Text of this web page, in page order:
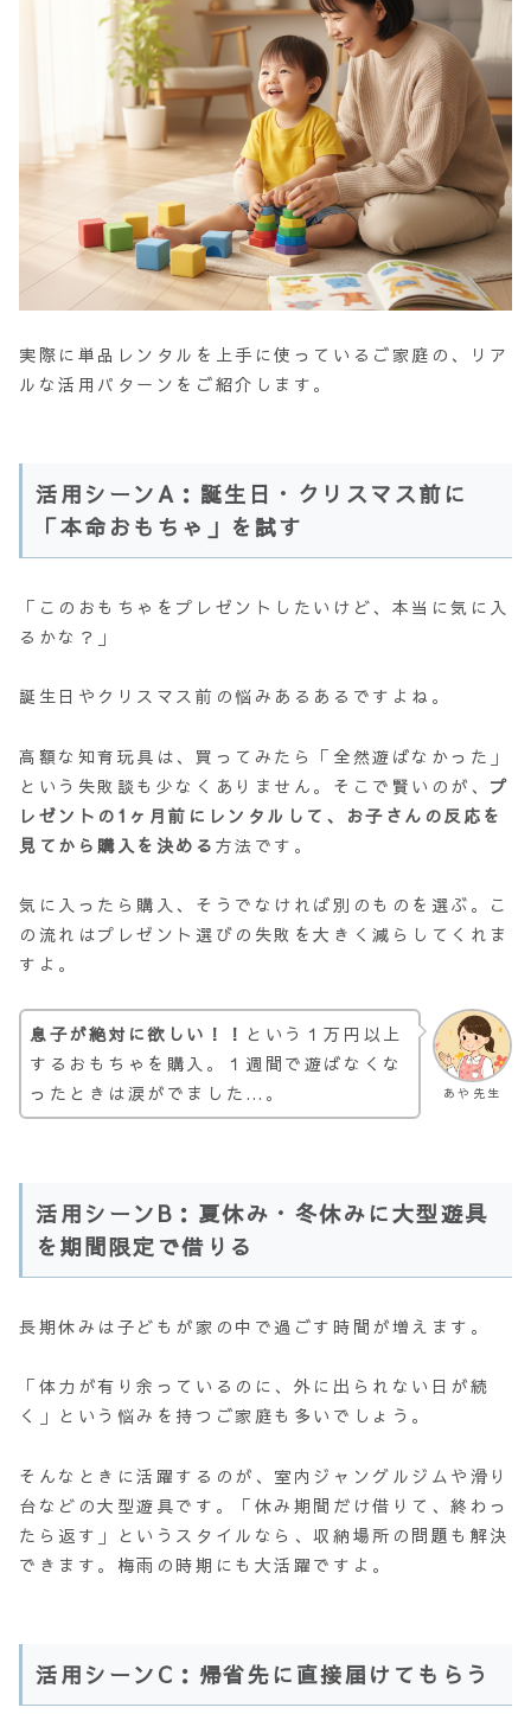
実際に単品レンタルを上手に使っているご家庭の、リア
ルな活用パターンをご紹介します。
活用シーンA：誕生日・クリスマス前に
「本命おもちゃ」を試す
「このおもちゃをプレゼントしたいけど、本当に気に入
るかな？」
誕生日やクリスマス前の悩みあるあるですよね。
高額な知育玩具は、買ってみたら「全然遊ばなかった」
という失敗談も少なくありません。そこで賢いのが、 プ
レゼントの1ヶ月前にレンタルして、お子さんの反応を
見てから購入を決める 方法です。
気に入ったら購入、そうでなければ別のものを選ぶ。こ
の流れはプレゼント選びの失敗を大きく減らしてくれま
すよ。
あや先生
息子が絶対に欲しい！！ という１万円以上
するおもちゃを購入。１週間で遊ばなくな
ったときは涙がでました…。
活用シーンB：夏休み・冬休みに大型遊具
を期間限定で借りる
長期休みは子どもが家の中で過ごす時間が増えます。
「体力が有り余っているのに、外に出られない日が続
く」という悩みを持つご家庭も多いでしょう。
そんなときに活躍するのが、室内ジャングルジムや滑り
台などの大型遊具です。「休み期間だけ借りて、終わっ
たら返す」というスタイルなら、収納場所の問題も解決
できます。梅雨の時期にも大活躍ですよ。
活用シーンC：帰省先に直接届けてもらう